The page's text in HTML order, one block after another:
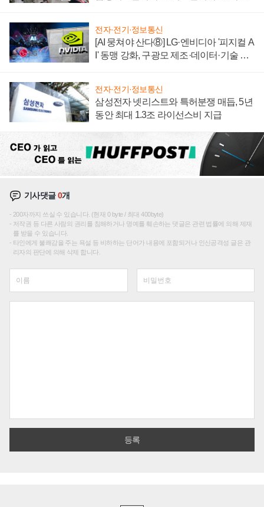
전자·전기·정보통신
[AI 뭉쳐야 산다⑧] LG·엔비디아 '피지컬 A
I' 동맹 강화, 구광모 제조·데이터·기술 결
전자·전기·정보통신
삼성전자 넷리스트와 특허분쟁 매듭, 5년
동안 최대 1.3조 라이선스비 지급
기사댓글0개
200자까지 쓰실 수 있습니다. (현재 0 byte / 최대 400byte)
저작권 등 다른 사람의 권리를 침해하거나 명예를 훼손하는 댓글은 관련 법률에 의해 제재
를 받을 수 있습니다.
타인에게 불쾌감을 주는 욕설 등 비하하는 단어가 내용에 포함되거나 인신공격성 글은 관
리자의 판단에 의해 삭제 합니다.